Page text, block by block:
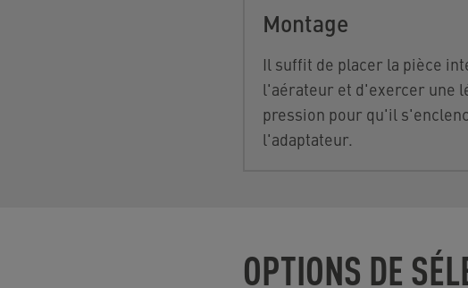
Montage
Il suffit de placer la pièce
l'aérateur et d'exercer une
pression pour qu'il
l'adaptateur.
OPTIONS DE